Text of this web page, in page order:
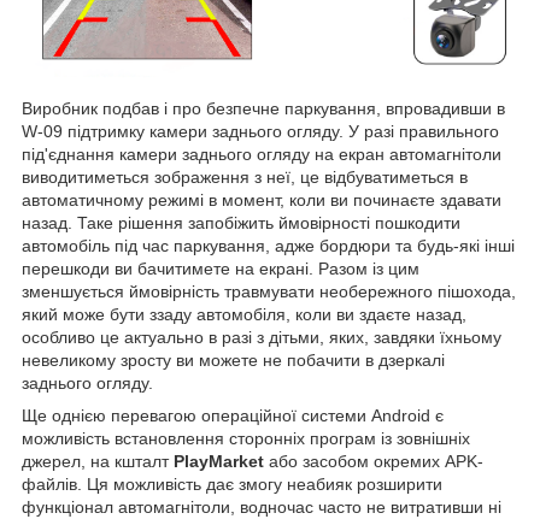
Виробник подбав і про безпечне паркування, впровадивши в
W-09 підтримку камери заднього огляду. У разі правильного
під'єднання камери заднього огляду на екран автомагнітоли
виводитиметься зображення з неї, це відбуватиметься в
автоматичному режимі в момент, коли ви починаєте здавати
назад. Таке рішення запобіжить ймовірності пошкодити
автомобіль під час паркування, адже бордюри та будь-які інші
перешкоди ви бачитимете на екрані. Разом із цим
зменшується ймовірність травмувати необережного пішохода,
який може бути ззаду автомобіля, коли ви здаєте назад,
особливо це актуально в разі з дітьми, яких, завдяки їхньому
невеликому зросту ви можете не побачити в дзеркалі
заднього огляду.
Ще однією перевагою операційної системи Android є
можливість встановлення сторонніх програм із зовнішніх
джерел, на кшталт PlayMarket або засобом окремих APK-
файлів. Ця можливість дає змогу неабияк розширити
функціонал автомагнітоли, водночас часто не витративши ні